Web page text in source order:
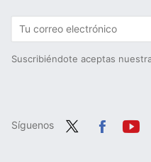
Suscribiéndote aceptas
Síguenos